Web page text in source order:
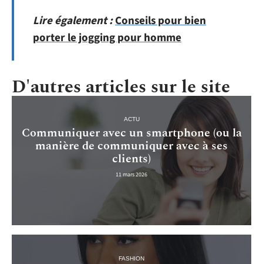
Lire également :Conseils pour bien
porter le jogging pour homme
D'autres articles sur le site
ACTU
Communiquer avec un smartphone (ou la
manière de communiquer avec à ses
clients)
11 mars 2026
FASHION